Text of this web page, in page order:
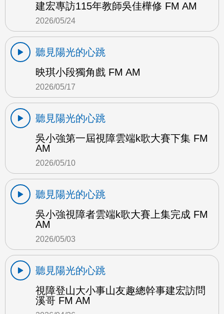
建宏專訪115年教師吳佳樺修 FM AM
2026/05/24
聽見陽光的心跳
映琪小段獨角戲 FM AM
2026/05/17
聽見陽光的心跳
吳小強第一屆視障雲端k歌大賽下集 FM
AM
2026/05/10
聽見陽光的心跳
吳小強視障者雲端k歌大賽上集完成 FM
AM
2026/05/03
聽見陽光的心跳
視障登山大小事山友趣總幹事建宏訪問
溪哥 FM AM